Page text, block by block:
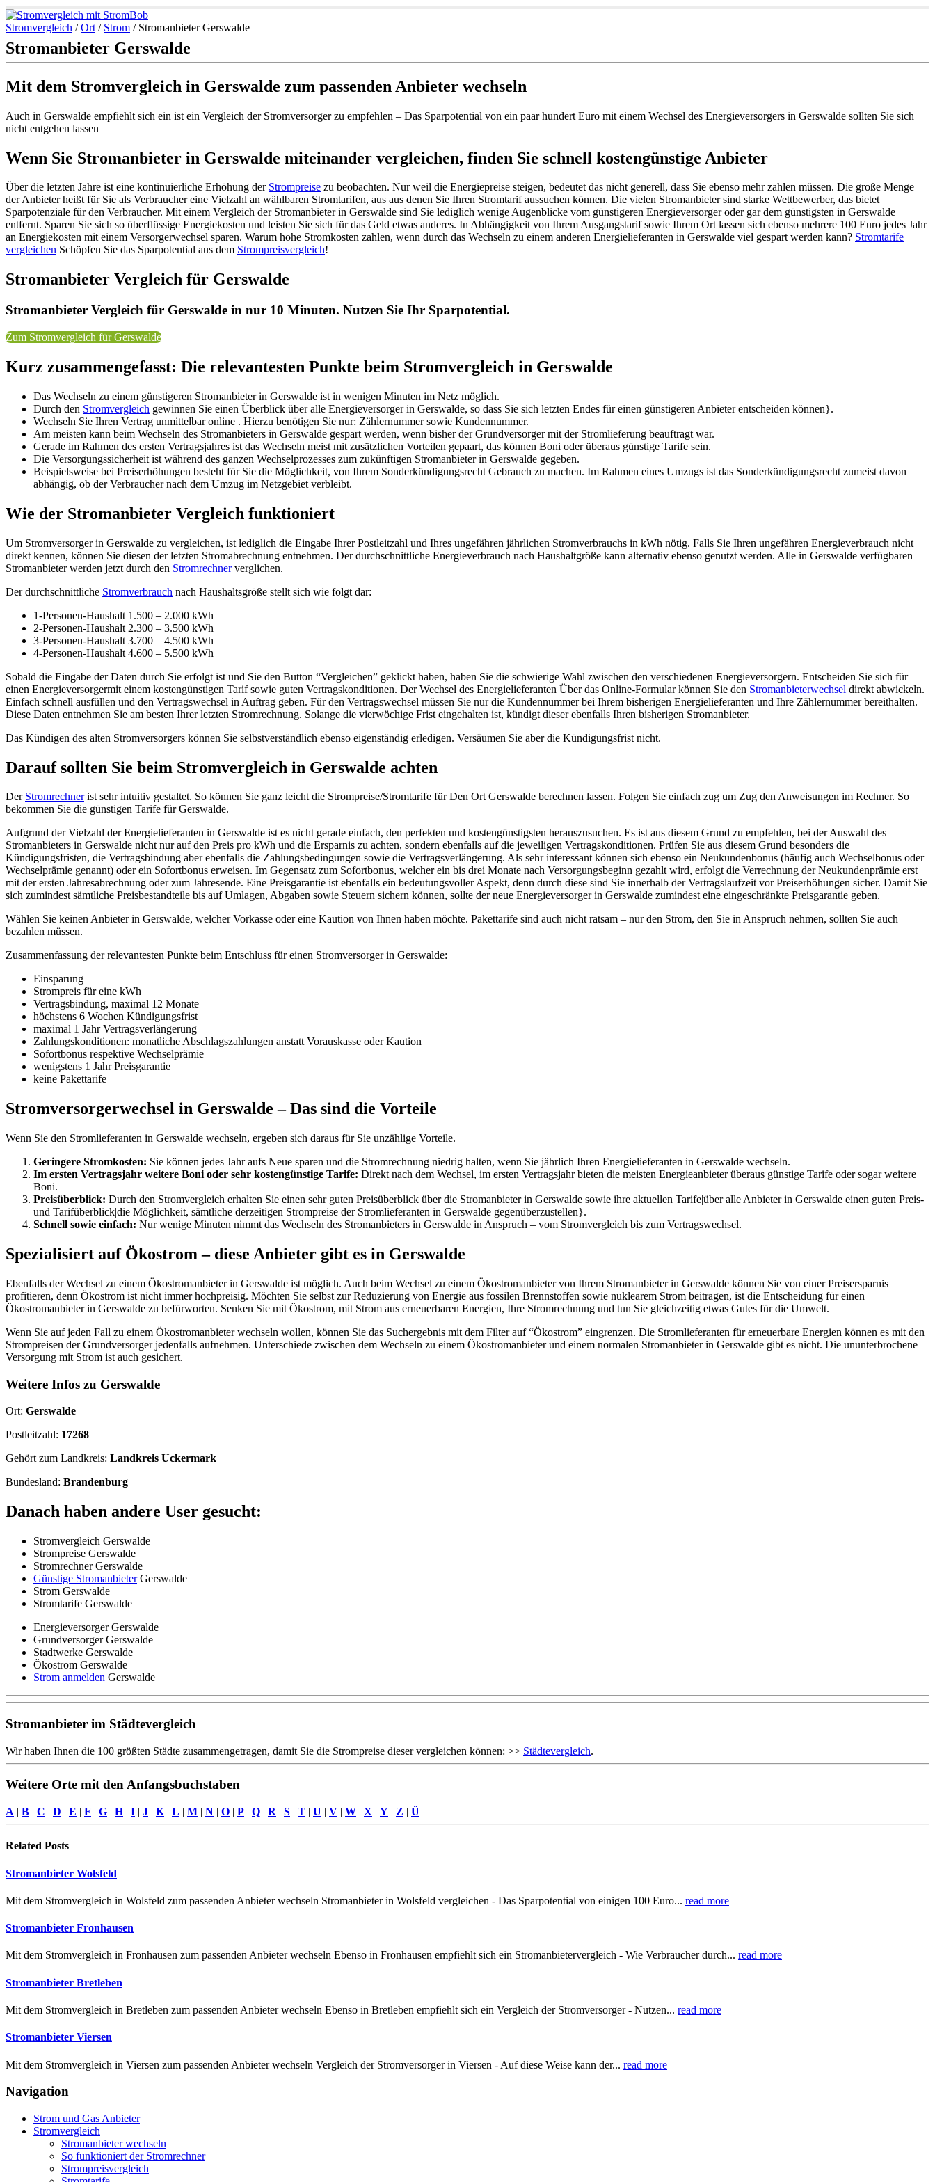
Stromvergleich /Ort / Strom / Stromanbieter Gerswalde
Stromanbieter Gerswalde
Mit dem Stromvergleich in Gerswalde zum passenden Anbieter wechseln
Auch in Gerswalde empfiehlt sich ein ist ein Vergleich der Stromversorger zu empfehlen – Das Sparpotential von ein paar hundert Euro mit einem Wechsel des Energieversorgers in Gerswalde sollten Sie sich
nicht entgehen lassen
Wenn Sie Stromanbieter in Gerswalde miteinander vergleichen, finden Sie schnell kostengünstige Anbieter
Über die letzten Jahre ist eine kontinuierliche Erhöhung der Strompreise zu beobachten. Nur weil die Energiepreise steigen, bedeutet das nicht generell, dass Sie ebenso mehr zahlen müssen. Die große Menge
der Anbieter heißt für Sie als Verbraucher eine Vielzahl an wählbaren Stromtarifen, aus aus denen Sie Ihren Stromtarif aussuchen können. Die vielen Stromanbieter sind starke Wettbewerber, das bietet
Sparpotenziale für den Verbraucher. Mit einem Vergleich der Stromanbieter in Gerswalde sind Sie lediglich wenige Augenblicke vom günstigeren Energieversorger oder gar dem günstigsten in Gerswalde
entfernt. Sparen Sie sich so überflüssige Energiekosten und leisten Sie sich für das Geld etwas anderes. In Abhängigkeit von Ihrem Ausgangstarif sowie Ihrem Ort lassen sich ebenso mehrere 100 Euro jedes Jahr
an Energiekosten mit einem Versorgerwechsel sparen. Warum hohe Stromkosten zahlen, wenn durch das Wechseln zu einem anderen Energielieferanten in Gerswalde viel gespart werden kann? Stromtarife
vergleichen Schöpfen Sie das Sparpotential aus dem Strompreisvergleich!
Stromanbieter Vergleich für Gerswalde
Stromanbieter Vergleich für Gerswalde in nur 10 Minuten. Nutzen Sie Ihr Sparpotential.
Zum Stromvergleich für Gerswalde
Kurz zusammengefasst: Die relevantesten Punkte beim Stromvergleich in Gerswalde
Das Wechseln zu einem günstigeren Stromanbieter in Gerswalde ist in wenigen Minuten im Netz möglich.
Durch den Stromvergleich gewinnen Sie einen Überblick über alle Energieversorger in Gerswalde, so dass Sie sich letzten Endes für einen günstigeren Anbieter entscheiden können}.
Wechseln Sie Ihren Vertrag unmittelbar online . Hierzu benötigen Sie nur: Zählernummer sowie Kundennummer.
Am meisten kann beim Wechseln des Stromanbieters in Gerswalde gespart werden, wenn bisher der Grundversorger mit der Stromlieferung beauftragt war.
Gerade im Rahmen des ersten Vertragsjahres ist das Wechseln meist mit zusätzlichen Vorteilen gepaart, das können Boni oder überaus günstige Tarife sein.
Die Versorgungssicherheit ist während des ganzen Wechselprozesses zum zukünftigen Stromanbieter in Gerswalde gegeben.
Beispielsweise bei Preiserhöhungen besteht für Sie die Möglichkeit, von Ihrem Sonderkündigungsrecht Gebrauch zu machen. Im Rahmen eines Umzugs ist das Sonderkündigungsrecht zumeist davon
abhängig, ob der Verbraucher nach dem Umzug im Netzgebiet verbleibt.
Wie der Stromanbieter Vergleich funktioniert
Um Stromversorger in Gerswalde zu vergleichen, ist lediglich die Eingabe Ihrer Postleitzahl und Ihres ungefähren jährlichen Stromverbrauchs in kWh nötig. Falls Sie Ihren ungefähren Energieverbrauch nicht
direkt kennen, können Sie diesen der letzten Stromabrechnung entnehmen. Der durchschnittliche Energieverbrauch nach Haushaltgröße kann alternativ ebenso genutzt werden. Alle in Gerswalde verfügbaren
Stromanbieter werden jetzt durch den Stromrechnerverglichen.
Der durchschnittliche Stromverbrauch nach Haushaltsgröße stellt sich wie folgt dar:
1-Personen-Haushalt 1.500 – 2.000 kWh
2-Personen-Haushalt 2.300 – 3.500 kWh
3-Personen-Haushalt 3.700 – 4.500 kWh
4-Personen-Haushalt 4.600 – 5.500 kWh
Sobald die Eingabe der Daten durch Sie erfolgt ist und Sie den Button “Vergleichen” geklickt haben, haben Sie die schwierige Wahl zwischen den verschiedenen Energieversorgern. Entscheiden Sie sich für
einen Energieversorgermit einem kostengünstigen Tarif sowie guten Vertragskonditionen. Der Wechsel des Energielieferanten Über das Online-Formular können Sie den Stromanbieterwechsel direkt abwickeln.
Einfach schnell ausfüllen und den Vertragswechsel in Auftrag geben. Für den Vertragswechsel müssen Sie nur die Kundennummer bei Ihrem bisherigen Energielieferanten und Ihre Zählernummer bereithalten.
Diese Daten entnehmen Sie am besten Ihrer letzten Stromrechnung. Solange die vierwöchige Frist eingehalten ist, kündigt dieser ebenfalls Ihren bisherigen Stromanbieter.
Das Kündigen des alten Stromversorgers können Sie selbstverständlich ebenso eigenständig erledigen. Versäumen Sie aber die Kündigungsfrist nicht.
Darauf sollten Sie beim Stromvergleich in Gerswalde achten
Der Stromrechnerist sehr intuitiv gestaltet. So können Sie ganz leicht die Strompreise/Stromtarife für Den Ort Gerswalde berechnen lassen. Folgen Sie einfach zug um Zug den Anweisungen im Rechner. So
bekommen Sie die günstigen Tarife für Gerswalde.
Aufgrund der Vielzahl der Energielieferanten in Gerswalde ist es nicht gerade einfach, den perfekten und kostengünstigsten herauszusuchen. Es ist aus diesem Grund zu empfehlen, bei der Auswahl des
Stromanbieters in Gerswalde nicht nur auf den Preis pro kWh und die Ersparnis zu achten, sondern ebenfalls auf die jeweiligen Vertragskonditionen. Prüfen Sie aus diesem Grund besonders die
Kündigungsfristen, die Vertragsbindung aber ebenfalls die Zahlungsbedingungen sowie die Vertragsverlängerung. Als sehr interessant können sich ebenso ein Neukundenbonus (häufig auch Wechselbonus oder
Wechselprämie genannt) oder ein Sofortbonus erweisen. Im Gegensatz zum Sofortbonus, welcher ein bis drei Monate nach Versorgungsbeginn gezahlt wird, erfolgt die Verrechnung der Neukundenprämie erst
mit der ersten Jahresabrechnung oder zum Jahresende. Eine Preisgarantie ist ebenfalls ein bedeutungsvoller Aspekt, denn durch diese sind Sie innerhalb der Vertragslaufzeit vor Preiserhöhungen sicher. Damit Sie
sich zumindest sämtliche Preisbestandteile bis auf Umlagen, Abgaben sowie Steuern sichern können, sollte der neue Energieversorger in Gerswalde zumindest eine eingeschränkte Preisgarantie geben.
Wählen Sie keinen Anbieter in Gerswalde, welcher Vorkasse oder eine Kaution von Ihnen haben möchte. Pakettarife sind auch nicht ratsam – nur den Strom, den Sie in Anspruch nehmen, sollten Sie auch
bezahlen müssen.
Zusammenfassung der relevantesten Punkte beim Entschluss für einen Stromversorger in Gerswalde:
Einsparung
Strompreis für eine kWh
Vertragsbindung, maximal 12 Monate
höchstens 6 Wochen Kündigungsfrist
maximal 1 Jahr Vertragsverlängerung
Zahlungskonditionen: monatliche Abschlagszahlungen anstatt Vorauskasse oder Kaution
Sofortbonus respektive Wechselprämie
wenigstens 1 Jahr Preisgarantie
keine Pakettarife
Stromversorgerwechsel in Gerswalde – Das sind die Vorteile
Wenn Sie den Stromlieferanten in Gerswalde wechseln, ergeben sich daraus für Sie unzählige Vorteile.
Geringere Stromkosten: Sie können jedes Jahr aufs Neue sparen und die Stromrechnung niedrig halten, wenn Sie jährlich Ihren Energielieferanten in Gerswalde wechseln.
Im ersten Vertragsjahr weitere Boni oder sehr kostengünstige Tarife: Direkt nach dem Wechsel, im ersten Vertragsjahr bieten die meisten Energieanbieter überaus günstige Tarife oder sogar weitere
Boni.
Preisüberblick: Durch den Stromvergleich erhalten Sie einen sehr guten Preisüberblick über die Stromanbieter in Gerswalde sowie ihre aktuellen Tarife|über alle Anbieter in Gerswalde einen guten Preis-
und Tarifüberblick|die Möglichkeit, sämtliche derzeitigen Strompreise der Stromlieferanten in Gerswalde gegenüberzustellen}.
Schnell sowie einfach: Nur wenige Minuten nimmt das Wechseln des Stromanbieters in Gerswalde in Anspruch – vom Stromvergleich bis zum Vertragswechsel.
Spezialisiert auf Ökostrom – diese Anbieter gibt es in Gerswalde
Ebenfalls der Wechsel zu einem Ökostromanbieter in Gerswalde ist möglich. Auch beim Wechsel zu einem Ökostromanbieter von Ihrem Stromanbieter in Gerswalde können Sie von einer Preisersparnis
profitieren, denn Ökostrom ist nicht immer hochpreisig. Möchten Sie selbst zur Reduzierung von Energie aus fossilen Brennstoffen sowie nuklearem Strom beitragen, ist die Entscheidung für einen
Ökostromanbieter in Gerswalde zu befürworten. Senken Sie mit Ökostrom, mit Strom aus erneuerbaren Energien, Ihre Stromrechnung und tun Sie gleichzeitig etwas Gutes für die Umwelt.
Wenn Sie auf jeden Fall zu einem Ökostromanbieter wechseln wollen, können Sie das Suchergebnis mit dem Filter auf “Ökostrom” eingrenzen. Die Stromlieferanten für erneuerbare Energien können es mit den
Strompreisen der Grundversorger jedenfalls aufnehmen. Unterschiede zwischen dem Wechseln zu einem Ökostromanbieter und einem normalen Stromanbieter in Gerswalde gibt es nicht. Die ununterbrochene
Versorgung mit Strom ist auch gesichert.
Weitere Infos zu Gerswalde
Ort: Gerswalde
Postleitzahl: 17268
Gehört zum Landkreis: Landkreis Uckermark
Bundesland: Brandenburg
Danach haben andere User gesucht:
Stromvergleich Gerswalde
Strompreise Gerswalde
Stromrechner Gerswalde
Günstige StromanbieterGerswalde
Strom Gerswalde
Stromtarife Gerswalde
Energieversorger Gerswalde
Grundversorger Gerswalde
Stadtwerke Gerswalde
Ökostrom Gerswalde
Strom anmelden Gerswalde
Stromanbieter im Städtevergleich
Wir haben Ihnen die 100 größten Städte zusammengetragen, damit Sie die Strompreise dieser vergleichen können: >> Städtevergleich.
Weitere Orte mit den Anfangsbuchstaben
A | B | C | D | E | F | G | H| I | J | K | L | M | N | O | P | Q | R | S | T | U | V | W | X | Y | Z | Ü
Related Posts
Stromanbieter Wolsfeld
Mit dem Stromvergleich in Wolsfeld zum passenden Anbieter wechseln Stromanbieter in Wolsfeld vergleichen - Das Sparpotential von einigen 100 Euro... read more
Stromanbieter Fronhausen
Mit dem Stromvergleich in Fronhausen zum passenden Anbieter wechseln Ebenso in Fronhausen empfiehlt sich ein Stromanbietervergleich - Wie Verbraucher durch... read more
Stromanbieter Bretleben
Mit dem Stromvergleich in Bretleben zum passenden Anbieter wechseln Ebenso in Bretleben empfiehlt sich ein Vergleich der Stromversorger - Nutzen... read more
Stromanbieter Viersen
Mit dem Stromvergleich in Viersen zum passenden Anbieter wechseln Vergleich der Stromversorger in Viersen - Auf diese Weise kann der... read more
Navigation
Strom und Gas Anbieter
Stromvergleich
Stromanbieter wechseln
So funktioniert der Stromrechner
Strompreisvergleich